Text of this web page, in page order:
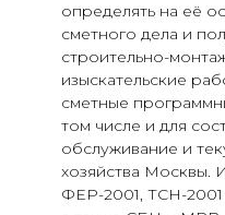
определять на её
сметного дела и
строительно-
изыскательские
сметные
том числе и для
обслуживание и
хозяйства Москвы.
ФЕР-2001, ТСН-